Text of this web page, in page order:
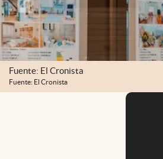
Fuente: El Cronista
Fuente: El Cronista